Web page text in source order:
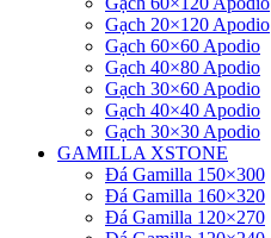
Gạch 20×120 Apodio
Gạch 60×60 Apodio
Gạch 40×80 Apodio
Gạch 30×60 Apodio
Gạch 40×40 Apodio
Gạch 30×30 Apodio
GAMILLA XSTONE
Đá Gamilla 150×300
Đá Gamilla 160×320
Đá Gamilla 120×270